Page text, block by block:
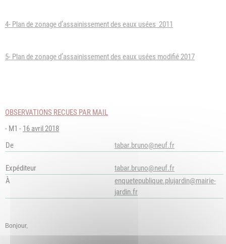
4- Plan de zonage d’assainissement des eaux usées 2011
5- Plan de zonage d’assainissement des eaux usées modifié 2017
OBSERVATIONS RECUES PAR MAIL
- M1 - 16 avril 2018
De
tabar.bruno@neuf.fr
Expéditeur
tabar.bruno@neuf.fr
À
enquetepublique.plujardin@mairie-
jardin.fr
‌Bonjour,